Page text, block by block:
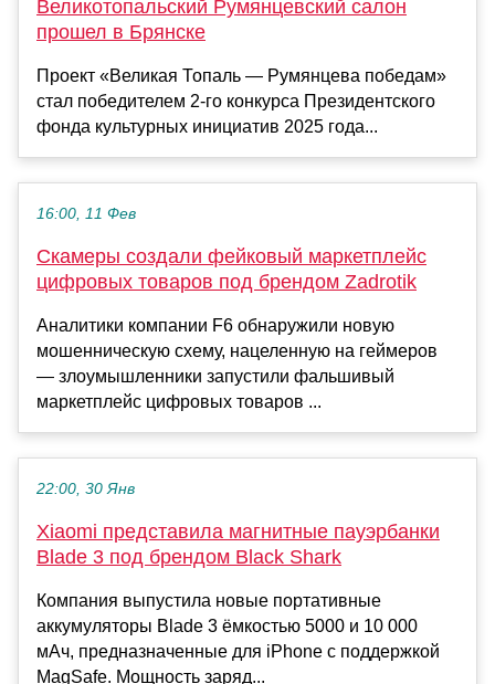
Великотопальский Румянцевский салон
прошел в Брянске
Проект «Великая Топаль — Румянцева победам»
стал победителем 2-го конкурса Президентского
фонда культурных инициатив 2025 года...
16:00, 11 Фев
Скамеры создали фейковый маркетплейс
цифровых товаров под брендом Zadrotik
Аналитики компании F6 обнаружили новую
мошенническую схему, нацеленную на геймеров
— злоумышленники запустили фальшивый
маркетплейс цифровых товаров ...
22:00, 30 Янв
Xiaomi представила магнитные пауэрбанки
Blade 3 под брендом Black Shark
Компания выпустила новые портативные
аккумуляторы Blade 3 ёмкостью 5000 и 10 000
мАч, предназначенные для iPhone с поддержкой
MagSafe. Мощность заряд...